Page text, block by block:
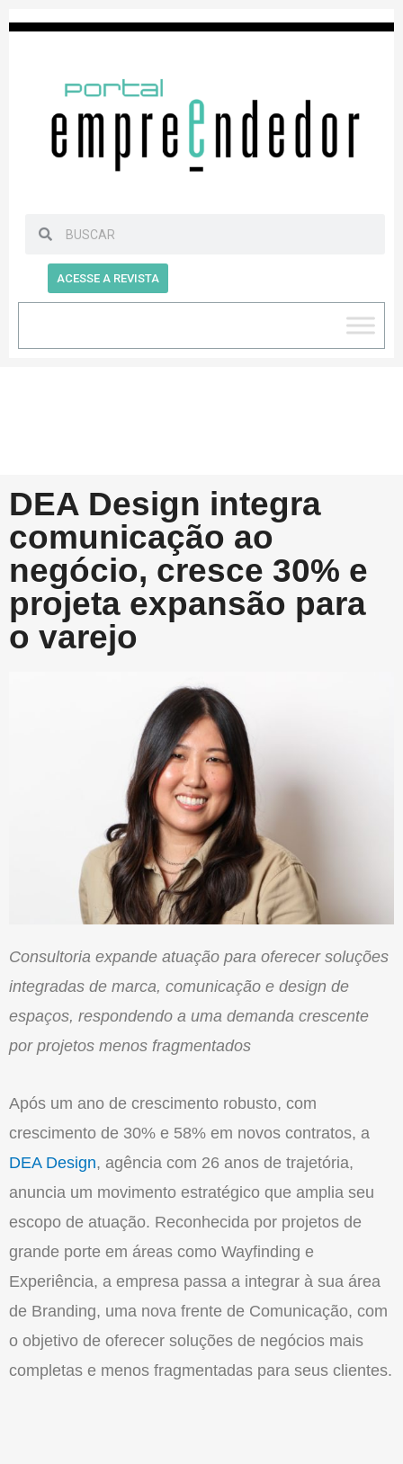
ACESSE A REVISTA
DEA Design integra
comunicação ao
negócio, cresce 30% e
projeta expansão para
o varejo
Consultoria expande atuação para oferecer soluções
integradas de marca, comunicação e design de
espaços, respondendo a uma demanda crescente
por projetos menos fragmentados
Após um ano de crescimento robusto, com
crescimento de 30% e 58% em novos contratos, a
DEADesign, agência com 26 anos de trajetória,
anuncia um movimento estratégico que amplia seu
escopo de atuação. Reconhecida por projetos de
grande porte em áreas como Wayfinding e
Experiência, a empresa passa a integrar à sua área
de Branding, uma nova frente de Comunicação, com
o objetivo de oferecer soluções de negócios mais
completas e menos fragmentadas para seus clientes.